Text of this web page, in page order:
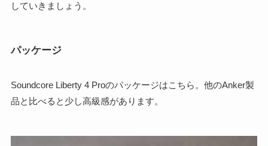
していきましょう。
パッケージ
Soundcore Liberty 4 Proのパッケージはこちら。他のAnker製
品と比べると少し高級感があります。